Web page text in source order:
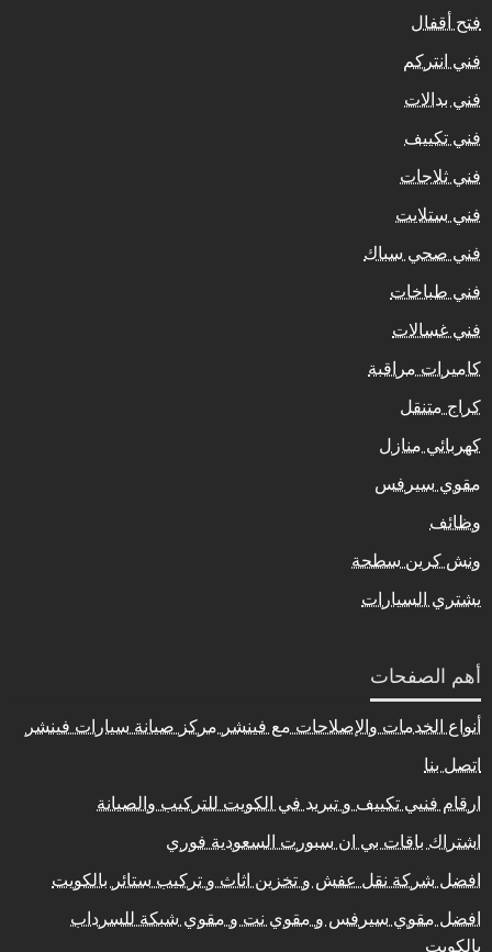
فتح أقفال
فني انتركم
فني بدالات
فني تكييف
فني ثلاجات
فني ستلايت
فني صحي سباك
فني طباخات
فني غسالات
كاميرات مراقبة
كراج متنقل
كهربائي منازل
مقوي سيرفس
وظائف
ونش كرين سطحة
يشتري السيارات
أهم الصفحات
أنواع الخدمات والإصلاحات مع فينشر مركز صيانة سيارات فينشر
اتصل بنا
ارقام فنيي تكييف و تبريد في الكويت للتركيب والصيانة
اشتراك باقات بي ان سبورت السعودية فوري
افضل شركة نقل عفش و تخزين اثاث و تركيب ستائر بالكويت
افضل مقوي سيرفس و مقوي نت و مقوي شبكة للسرداب
بالكويت